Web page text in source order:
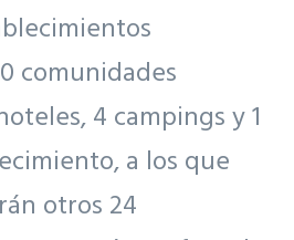
comunidades
4 campings y 1
a los que
otros 24